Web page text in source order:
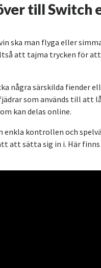
till Switch
ska man flyga eller
att tajma trycken för
några särskilda fiender
som används till att
kan delas online.
enkla kontrollen och
att sätta sig in i. Här